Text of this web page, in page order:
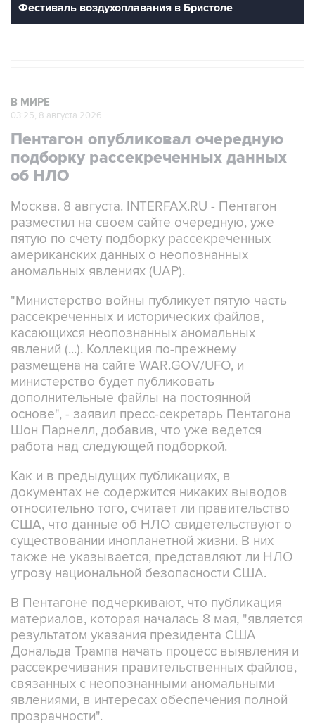
Фестиваль воздухоплавания в Бристоле
В МИРЕ
03:25, 8 августа 2026
Пентагон опубликовал очередную
подборку рассекреченных данных
об НЛО
Москва. 8 августа. INTERFAX.RU - Пентагон
разместил на своем сайте очередную, уже
пятую по счету подборку рассекреченных
американских данных о неопознанных
аномальных явлениях (UAP).
"Министерство войны публикует пятую часть
рассекреченных и исторических файлов,
касающихся неопознанных аномальных
явлений (...). Коллекция по-прежнему
размещена на сайте WAR.GOV/UFO, и
министерство будет публиковать
дополнительные файлы на постоянной
основе", - заявил пресс-секретарь Пентагона
Шон Парнелл, добавив, что уже ведется
работа над следующей подборкой.
Как и в предыдущих публикациях, в
документах не содержится никаких выводов
относительно того, считает ли правительство
США, что данные об НЛО свидетельствуют о
существовании инопланетной жизни. В них
также не указывается, представляют ли НЛО
угрозу национальной безопасности США.
В Пентагоне подчеркивают, что публикация
материалов, которая началась 8 мая, "является
результатом указания президента США
Дональда Трампа начать процесс выявления и
рассекречивания правительственных файлов,
связанных с неопознанными аномальными
явлениями, в интересах обеспечения полной
прозрачности".